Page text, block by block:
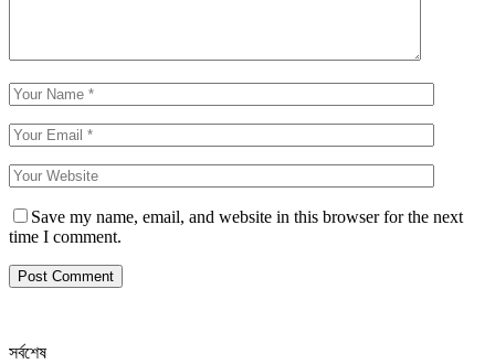
Save my name, email, and website in this browser for the next
time I comment.
সর্বশেষ